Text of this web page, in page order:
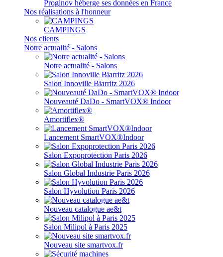
Proginov héberge ses données en France
Nos réalisations à l'honneur
CAMPINGS
Nos clients
Notre actualité - Salons
Notre actualité - Salons
Salon Innoville Biarritz 2026
Nouveauté DaDo - SmartVOX® Indoor
Amortiflex®
Lancement SmartVOX®Indoor
Salon Expoprotection Paris 2026
Salon Global Industrie Paris 2026
Salon Hyvolution Paris 2026
Nouveau catalogue ae&t
Salon Milipol à Paris 2025
Nouveau site smartvox.fr